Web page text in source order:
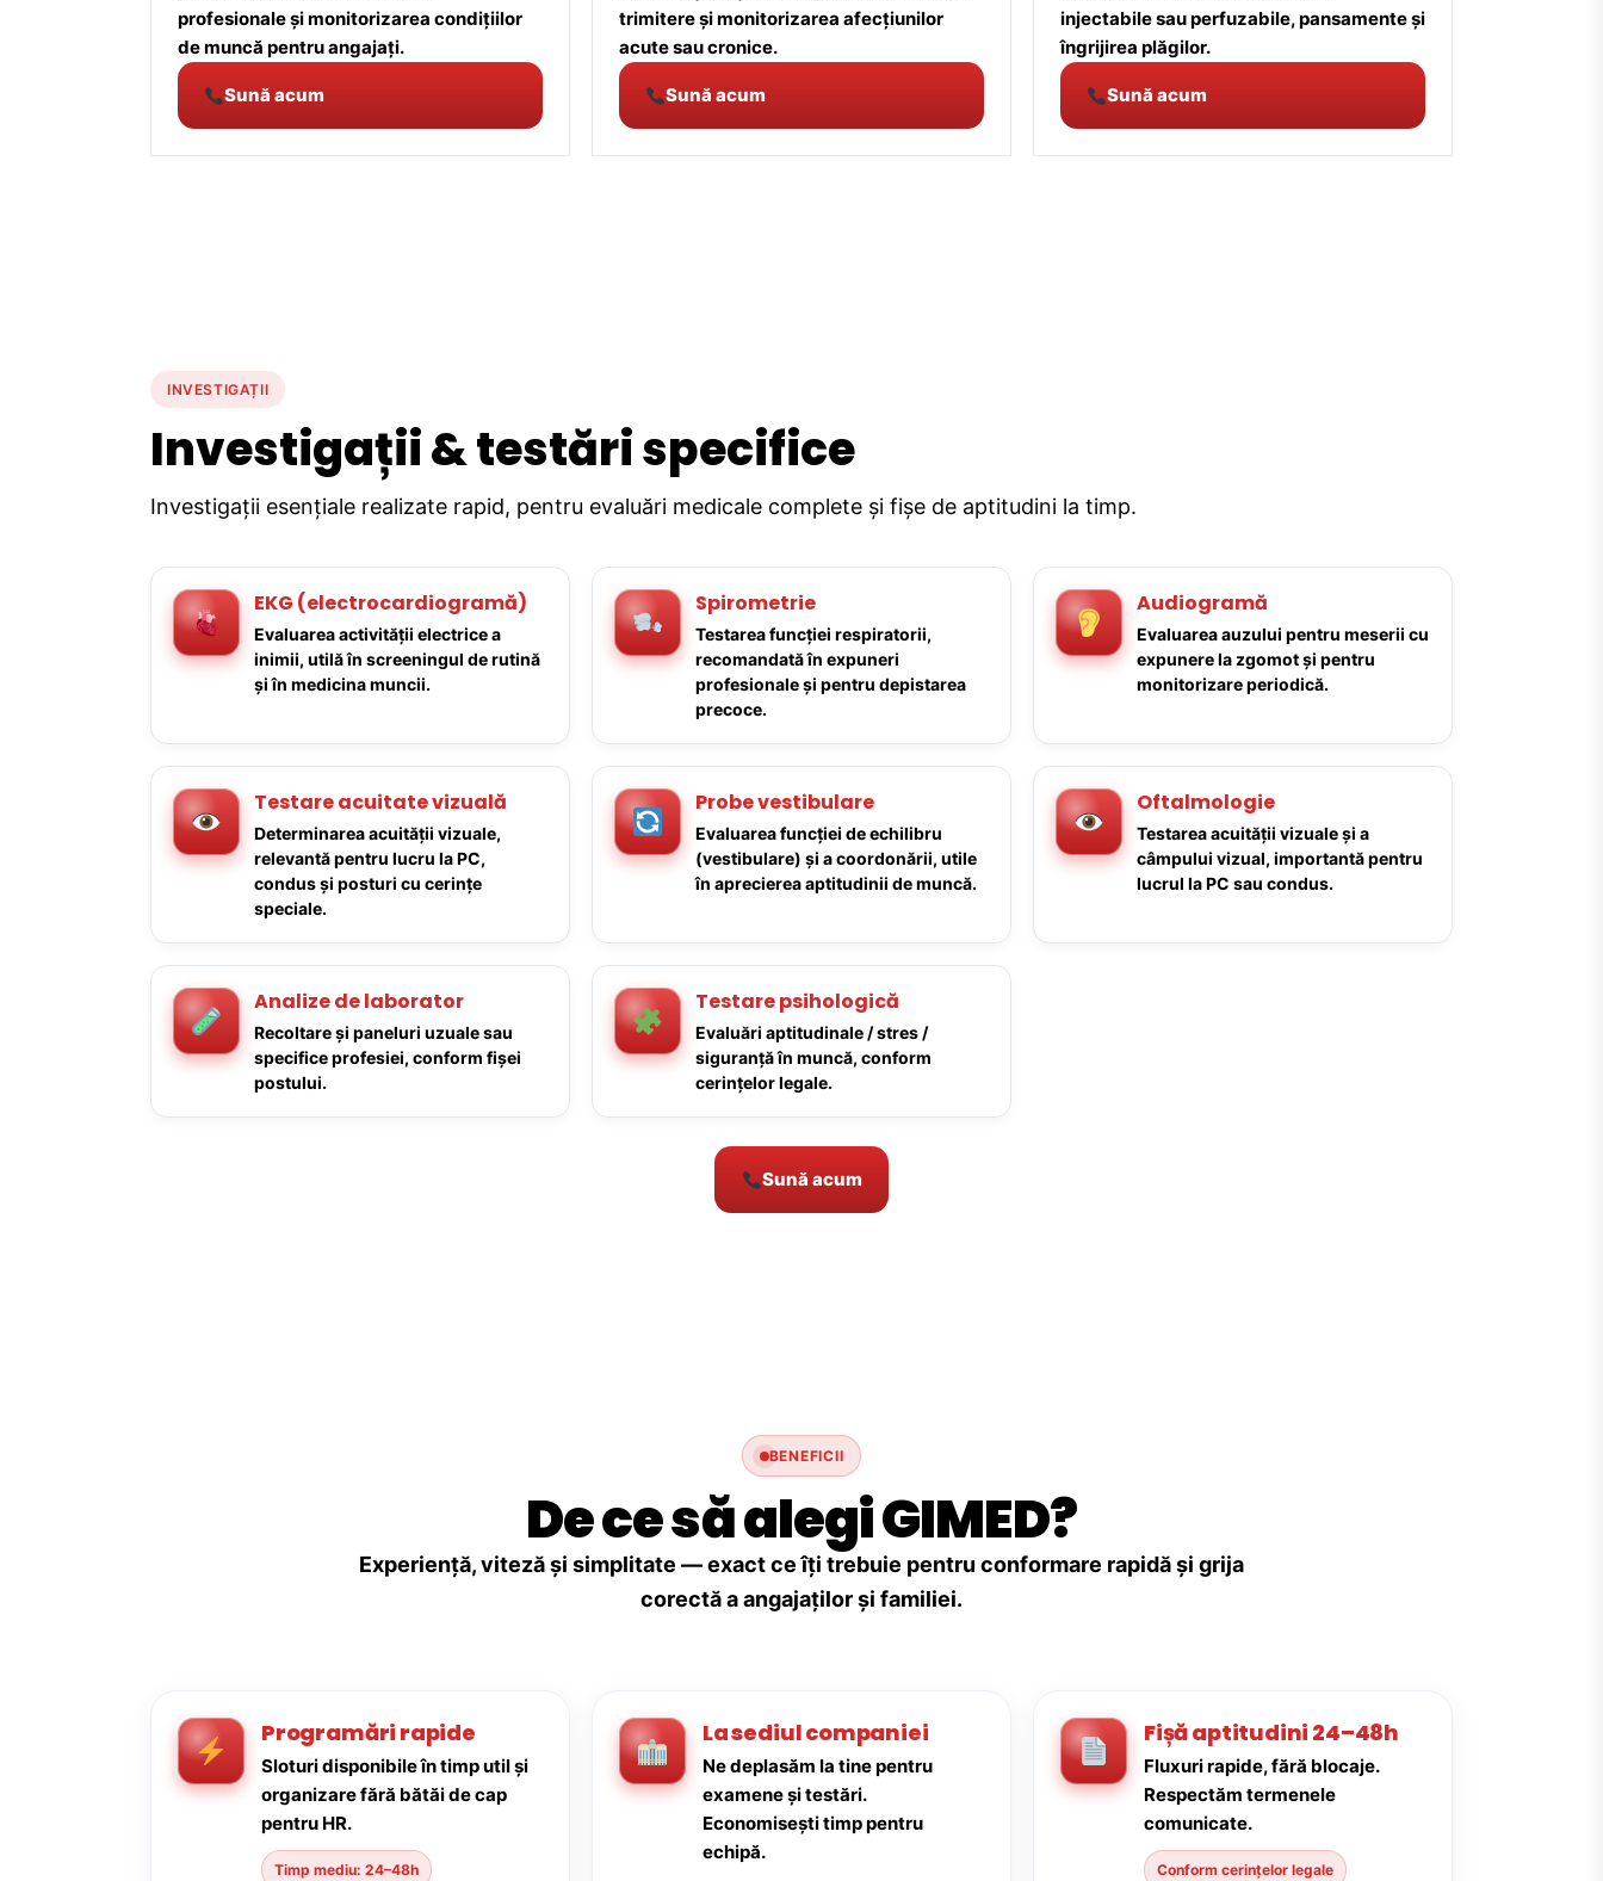
profesionale și monitorizarea condițiilor
de muncă pentru angajați.
Sună acum
trimitere și monitorizarea afecțiunilor
acute sau cronice.
Sună acum
injectabile sau perfuzabile, pansamente și
îngrijirea plăgilor.
Sună acum
INVESTIGAȚII
Investigații & testări specifice
Investigații esențiale realizate rapid, pentru evaluări medicale complete și fișe de aptitudini la timp.
EKG (electrocardiogramă)
Evaluarea activității electrice a
inimii, utilă în screeningul de rutină
și în medicina muncii.
Spirometrie
Testarea funcției respiratorii,
recomandată în expuneri
profesionale și pentru depistarea
precoce.
Audiogramă
Evaluarea auzului pentru meserii cu
expunere la zgomot și pentru
monitorizare periodică.
Testare acuitate vizuală
Determinarea acuității vizuale,
relevantă pentru lucru la PC,
condus și posturi cu cerințe
speciale.
Probe vestibulare
Evaluarea funcției de echilibru
(vestibulare) și a coordonării, utile
în aprecierea aptitudinii de muncă.
Oftalmologie
Testarea acuității vizuale și a
câmpului vizual, importantă pentru
lucrul la PC sau condus.
Analize de laborator
Recoltare și paneluri uzuale sau
specifice profesiei, conform fișei
postului.
Testare psihologică
Evaluări aptitudinale / stres /
siguranță în muncă, conform
cerințelor legale.
Sună acum
BENEFICII
De ce să alegi GIMED?
Experiență, viteză și simplitate — exact ce îți trebuie pentru conformare rapidă și grija
corectă a angajaților și familiei.
Programări rapide
Sloturi disponibile în timp util și
organizare fără bătăi de cap
pentru HR.
Timp mediu: 24–48h
La sediul companiei
Ne deplasăm la tine pentru
examene și testări.
Economisești timp pentru
echipă.
Fișă aptitudini 24–48h
Fluxuri rapide, fără blocaje.
Respectăm termenele
comunicate.
Conform cerințelor legale